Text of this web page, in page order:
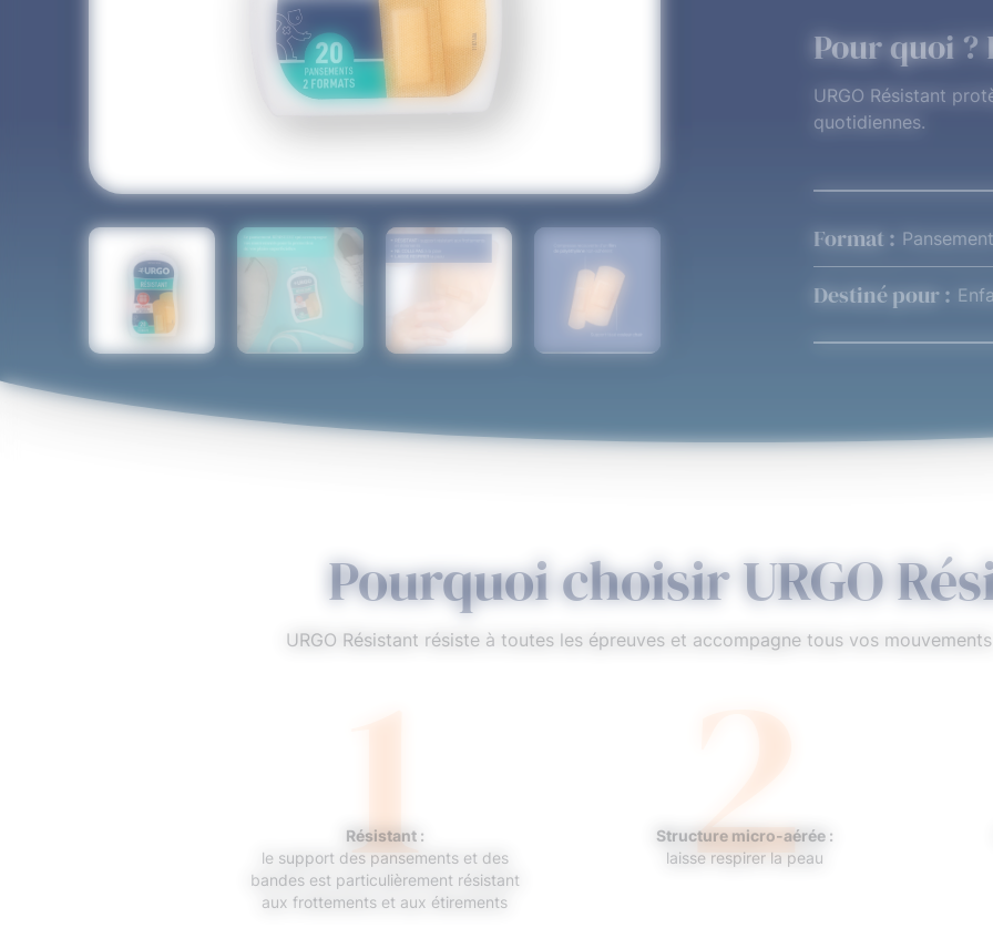
Pour quoi ?
URGO Résistant
quotidiennes.
Format :
Destiné pour :
Pourquoi choisir URGO
URGO Résistant résiste à toutes les épreuves et accompagne tous vos
1
Résistant :
le support des pansements et des
bandes est particulièrement résistant
aux frottements et aux étirements
2
Structure micro-aérée :
laisse respirer la peau